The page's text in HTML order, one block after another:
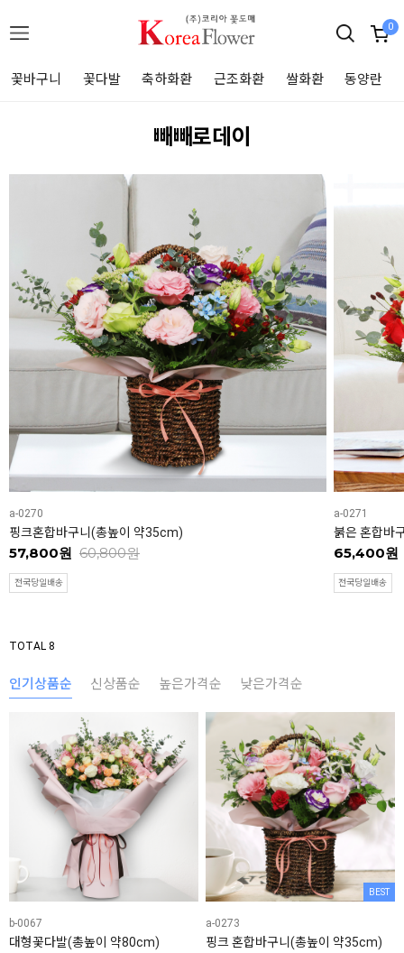
0
꽃바구니 꽃다발 축하화환 근조화환 쌀화환 동양란
빼빼로데이
a-0270
핑크혼합바구니(총높이 약35cm)
57,800원 60,800원
전국당일배송
a-0271
붉은 혼합바
65,400원
전국당일배송
TOTAL 8
인기상품순 신상품순 높은가격순 낮은가격순
b-0067
대형꽃다발(총높이 약80cm)
BEST
a-0273
핑크 혼합바구니(총높이 약35cm)